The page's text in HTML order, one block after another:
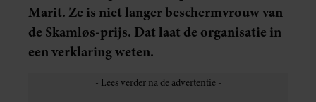
Marit. Ze is niet langer beschermvrouw van
de Skamløs-prijs. Dat laat de organisatie in
een verklaring weten.